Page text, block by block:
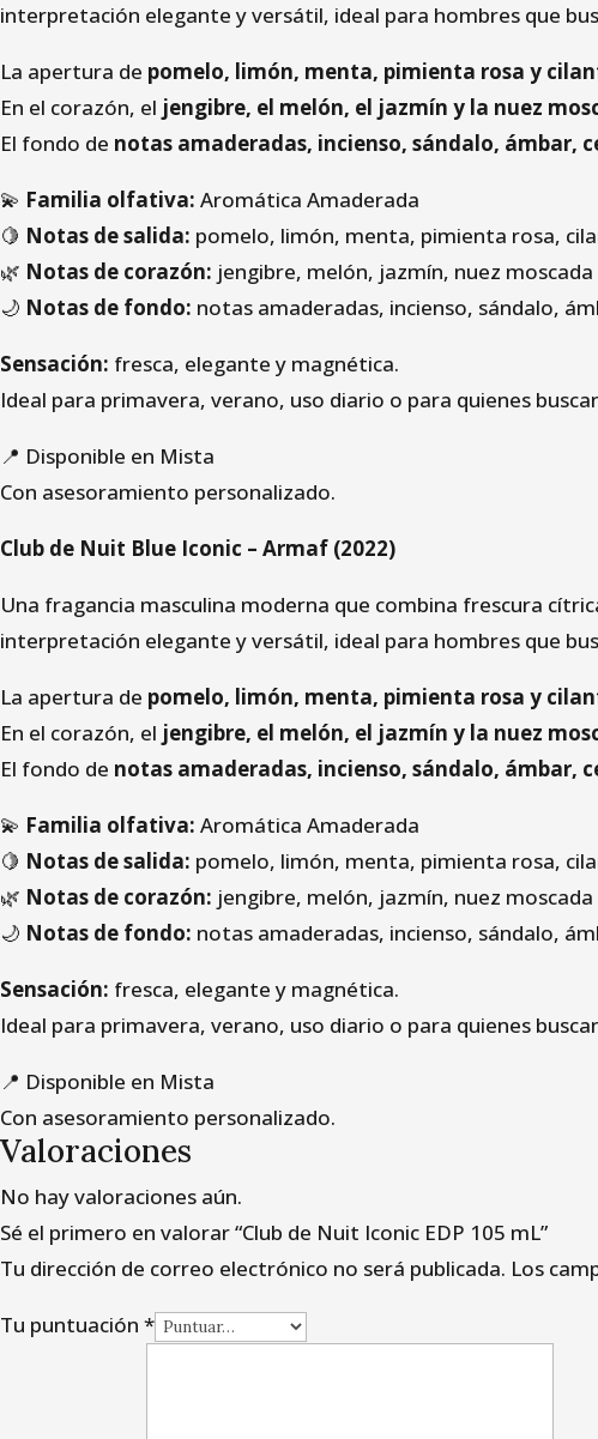
interpretación elegante y versátil, ideal para hombres que
La apertura de pomelo, limón, menta, pimienta rosa y
En el corazón, el jengibre, el melón, el jazmín y la nuez
El fondo de notas amaderadas, incienso, sándalo, ámbar,
💫 Familia olfativa: Aromática Amaderada
🍋 Notas de salida: pomelo, limón, menta, pimienta rosa,
🌿 Notas de corazón: jengibre, melón, jazmín, nuez moscada
🌙 Notas de fondo: notas amaderadas, incienso, sándalo,
Sensación: fresca, elegante y magnética.
Ideal para primavera, verano, uso diario o para quienes
📍 Disponible en Mista
Con asesoramiento personalizado.
Club de Nuit Blue Iconic – Armaf (2022)
Una fragancia masculina moderna que combina frescura
interpretación elegante y versátil, ideal para hombres que
La apertura de pomelo, limón, menta, pimienta rosa y
En el corazón, el jengibre, el melón, el jazmín y la nuez
El fondo de notas amaderadas, incienso, sándalo, ámbar,
💫 Familia olfativa: Aromática Amaderada
🍋 Notas de salida: pomelo, limón, menta, pimienta rosa,
🌿 Notas de corazón: jengibre, melón, jazmín, nuez moscada
🌙 Notas de fondo: notas amaderadas, incienso, sándalo,
Sensación: fresca, elegante y magnética.
Ideal para primavera, verano, uso diario o para quienes
📍 Disponible en Mista
Con asesoramiento personalizado.
Valoraciones
No hay valoraciones aún.
Sé el primero en valorar “Club de Nuit Iconic EDP 105 mL”
Tu dirección de correo electrónico no será publicada. Los
Tu puntuación *